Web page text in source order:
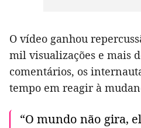
O vídeo ganhou
mil visualizações e mais
comentários, os
tempo em reagir à
“O mundo não gira,